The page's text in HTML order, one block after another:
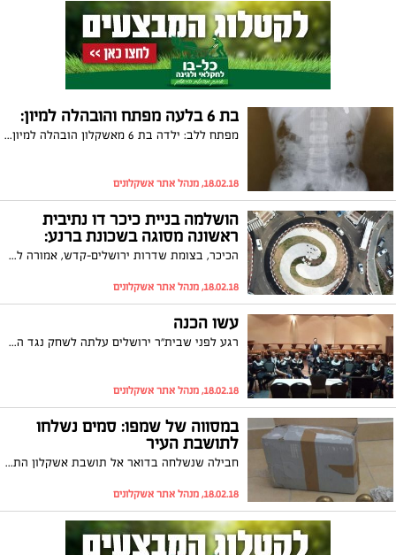
בת 6 בלעה מפתח והובהלה למיון:
מפתח ללב: ילדה בת 6 מאשקלון הובהלה למיון 'טרם' בעיר לאחר שבלעה מפתח. במיון בוצע צילום רנטגן ושם נמצא המפתח שבלעה. היא שוחררה לביתה להשגחה. 'טרם': "בליעת גוף זר זה דבר מאוד מסוכן ועלול לגרום לזיהום"
18.02.18, מנהל אתר אשקלונים
הושלמה בניית כיכר דו נתיבית
ראשונה מסוגה בשכונת ברנע:
הכיכר, בצומת שדרות ירושלים-קדש, אמורה להקל משמעותית על עומסי התנועה במקום
18.02.18, מנהל אתר אשקלונים
עשו הכנה
רגע לפני שבית"ר ירושלים עלתה לשחק נגד הפועל אשקלון במוצ"ש, התארחו חברי הקבוצה במלון 'הרלינגטון' באשקלון. השחקנים והצוות המקצועי נהנו ממנוחה, קפה ועוגה ונראה כי השהייה במלון עשתה להם טוב. את זה ניתן לקבוע על פי מבחן התוצאה 3:1 לירושלמים.
18.02.18, מנהל אתר אשקלונים
במסווה של שמפו: סמים נשלחו
לתושבת העיר
חבילה שנשלחה בדואר אל תושבת אשקלון התגלתה כניסיון להבריח סמים מחו"ל. המשטרה תפסה בחבילה בקבוקי שמפו בהם היה חצי ק"ג סם מסוג קוקאין נוזלי
18.02.18, מנהל אתר אשקלונים